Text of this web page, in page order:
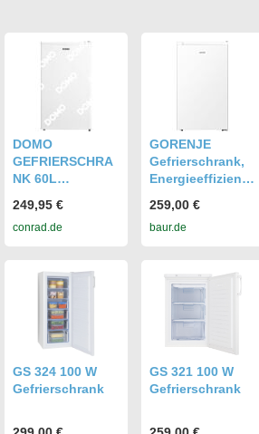
DOMO
GEFRIERSCHRA
NK 60L
EEK: D (A - G) 60
l Standgerät
249,95 €
conrad.de
GORENJE
Gefrierschrank,
Energieeffizienz:
B:47,5cm H:84cm
T:45cm,
Minigefrierschra
259,00 €
baur.de
GS 324 100 W
Gefrierschrank
GS 321 100 W
Gefrierschrank